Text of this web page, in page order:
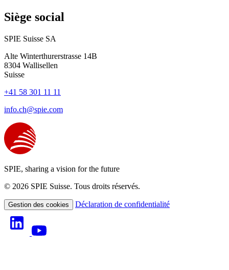
Siège social
SPIE Suisse SA
Alte Winterthurerstrasse 14B
8304 Wallisellen
Suisse
+41 58 301 11 11
info.ch@spie.com
SPIE, sharing a vision for the future
© 2026 SPIE Suisse. Tous droits réservés.
Gestion des cookies Déclaration de confidentialité